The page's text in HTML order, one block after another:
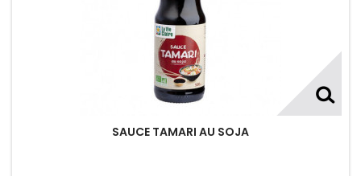
SAUCE TAMARI AU SOJA